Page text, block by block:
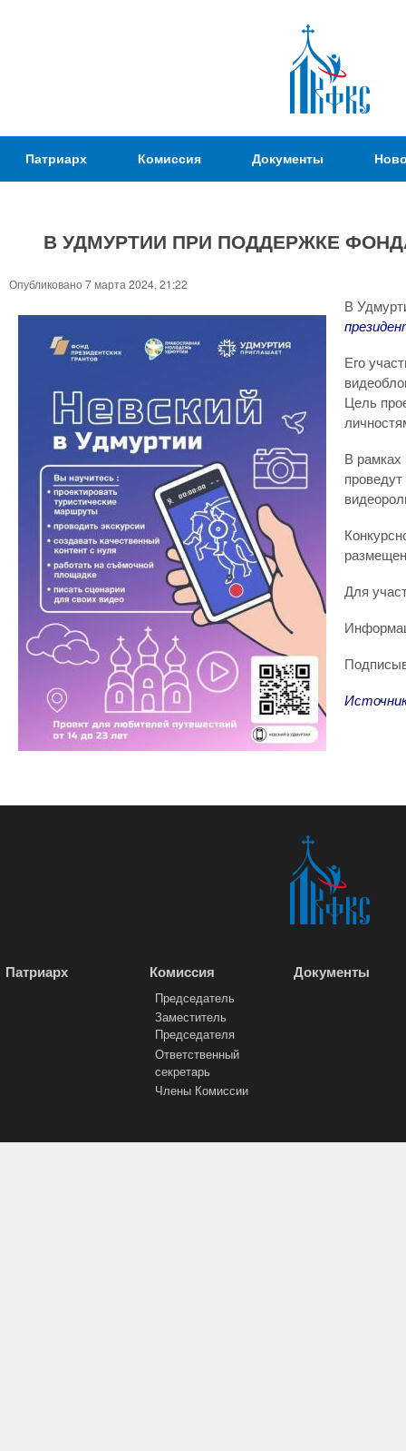
Патриаршая
Комиссия
вопросам
физической
культуры и
спорта
Патриарх Комиссия Документы
Вы
В УДМУРТИИ ПРИ ПОДДЕРЖКЕ
Опубликовано 7 марта 2024, 21:22
В
Его
Цель
В рамках
Для
Патриарх Комиссия
Председатель
Заместитель
Председателя
Ответственный
секретарь
Члены Комиссии
Документы